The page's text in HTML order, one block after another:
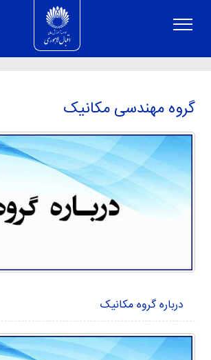
گروه مهندسی مکانیک
گروه مهندسی مکانیک
درباره گروه مکانیک